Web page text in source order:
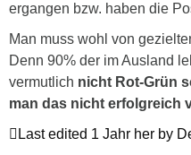
ergangen bzw. haben die
Man muss wohl von
Denn 90% der im Ausland
vermutlich nicht Rot-Grün
man das nicht erfolgreich
Last edited 1 Jahr her by